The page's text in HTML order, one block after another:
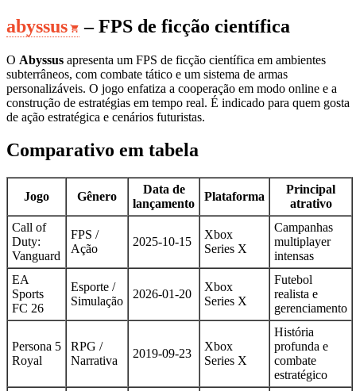
abyssus – FPS de ficção científica
O Abyssus apresenta um FPS de ficção científica em ambientes
subterrâneos, com combate tático e um sistema de armas
personalizáveis. O jogo enfatiza a cooperação em modo online e a
construção de estratégias em tempo real. É indicado para quem gosta
de ação estratégica e cenários futuristas.
Comparativo em tabela
Jogo Gênero
Data de
lançamento
Plataforma
Principal
atrativo
Call of
Duty:
Vanguard
FPS /
Ação
2025-10-15
Xbox
Series X
Campanhas
multiplayer
intensas
EA
Sports
FC 26
Esporte /
Simulação
2026-01-20
Xbox
Series X
Futebol
realista e
gerenciamento
Persona 5
Royal
RPG /
Narrativa
2019-09-23
Xbox
Series X
História
profunda e
combate
estratégico